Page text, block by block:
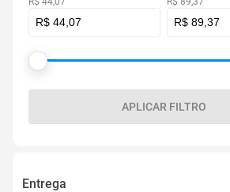
APLICAR FILTRO
Entrega